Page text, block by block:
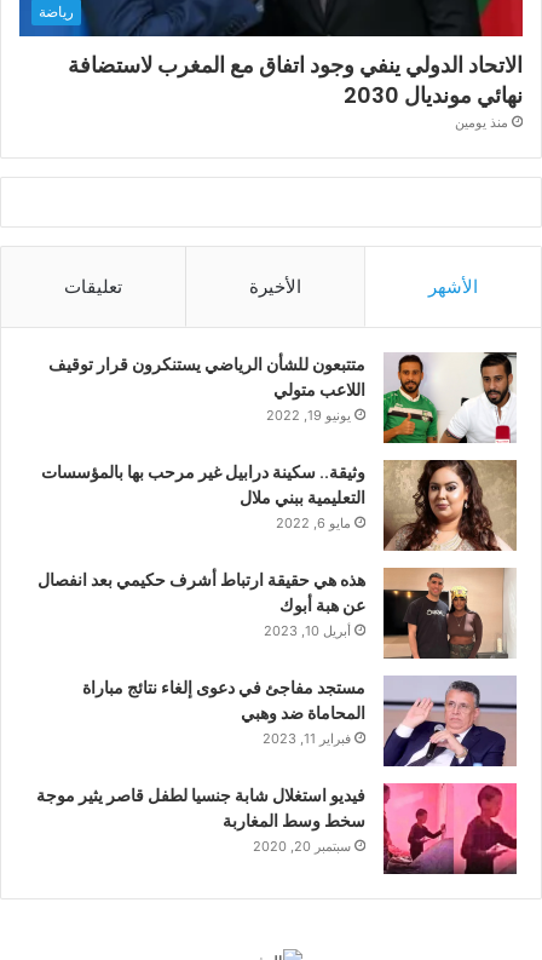
رياضة
الاتحاد الدولي ينفي وجود اتفاق مع المغرب لاستضافة
نهائي مونديال 2030
منذ يومين
الأشهر الأخيرة تعليقات
متتبعون للشأن الرياضي يستنكرون قرار توقيف
اللاعب متولي
يونيو 19, 2022
وثيقة.. سكينة درابيل غير مرحب بها بالمؤسسات
التعليمية ببني ملال
مايو 6, 2022
هذه هي حقيقة ارتباط أشرف حكيمي بعد انفصال
عن هبة أبوك
أبريل 10, 2023
مستجد مفاجئ في دعوى إلغاء نتائج مباراة
المحاماة ضد وهبي
فبراير 11, 2023
فيديو استغلال شابة جنسيا لطفل قاصر يثير موجة
سخط وسط المغاربة
سبتمبر 20, 2020